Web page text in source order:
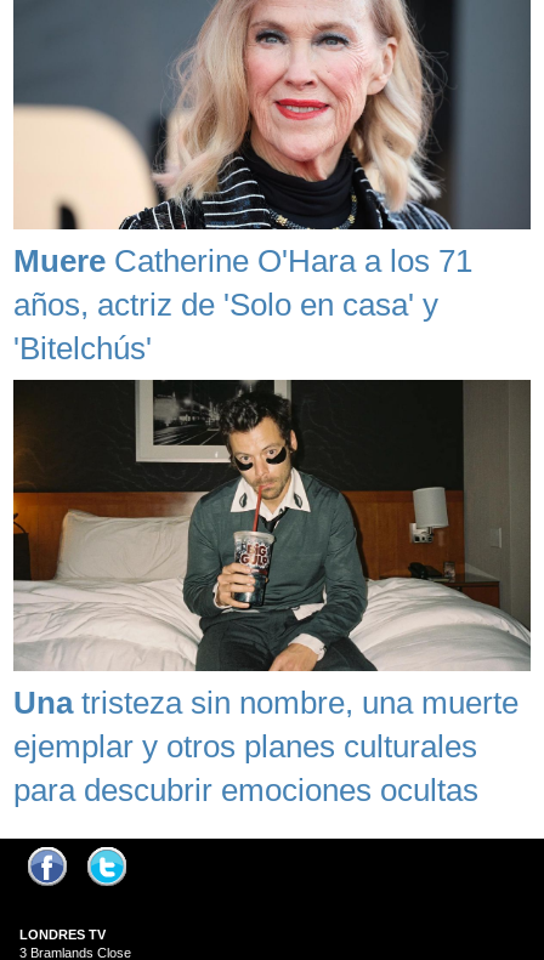
Muere Catherine O'Hara a los 71
años, actriz de 'Solo en casa' y
'Bitelchús'
Unatristeza sin nombre, una muerte
ejemplar y otros planes culturales
para descubrir emociones ocultas
LONDRES TV
3 Bramlands Close